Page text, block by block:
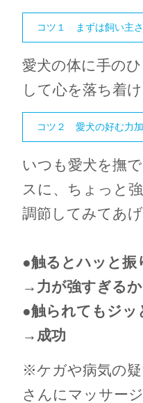
コツ１ まずは飼い主
愛犬の体に手の
して心を落ち着
コツ２ 愛犬の好む力
いつも愛犬を撫
スに、ちょっと
調節してみてあ
●触るとハッと振
→力が強すぎる
●触られてもジッ
→成功
※ケガや病気の
さんにマッサー